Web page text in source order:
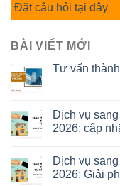
Đặt câu hỏi tại đây
BÀI VIẾT MỚI
Tư vấn
Dịch vụ
2026: cập
Dịch vụ
2026: Giải